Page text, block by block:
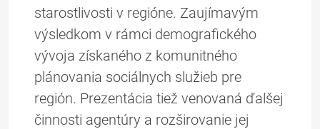
starostlivosti v regióne. Zaujímavým
výsledkom v rámci demografického
vývoja získaného z komunitného
plánovania sociálnych služieb pre
región. Prezentácia tiež venovaná ďalšej
činnosti agentúry a rozširovanie jej